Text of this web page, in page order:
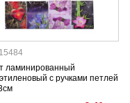
ламинированный
с ручками петлей